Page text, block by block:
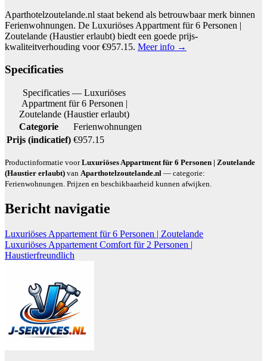
Aparthotelzoutelande.nl staat bekend als betrouwbaar merk binnen
Ferienwohnungen. De Luxuriöses Appartment für 6 Personen |
Zoutelande (Haustier erlaubt) biedt een goede prijs-
kwaliteitverhouding voor €957.15. Meer info →
Specificaties
Specificaties — Luxuriöses
Appartment für 6 Personen |
Zoutelande (Haustier erlaubt)
Categorie
Ferienwohnungen
Prijs (indicatief) €957.15
Productinformatie voorLuxuriöses Appartment für 6 Personen | Zoutelande
(Haustier erlaubt) van Aparthotelzoutelande.nl — categorie:
Ferienwohnungen. Prijzen en beschikbaarheid kunnen afwijken.
Bericht navigatie
Luxuriöses Appartement für 6 Personen | Zoutelande
Luxuriöses Appartement Comfort für 2 Personen |
Haustierfreundlich